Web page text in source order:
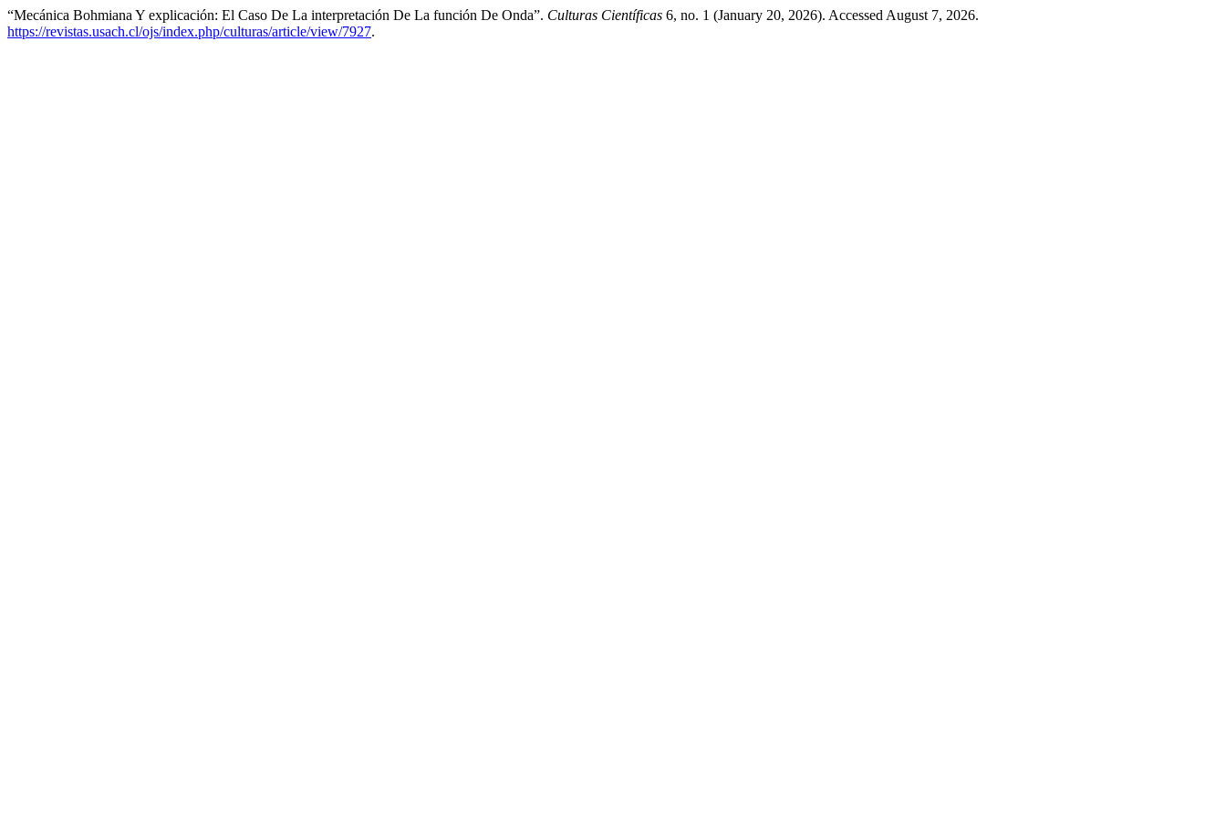
“Mecánica Bohmiana Y explicación: El Caso De La interpretación De La función De Onda”. Culturas Científicas 6, no. 1 (January 20, 2026). Accessed August 7, 2026.
https://revistas.usach.cl/ojs/index.php/culturas/article/view/7927.